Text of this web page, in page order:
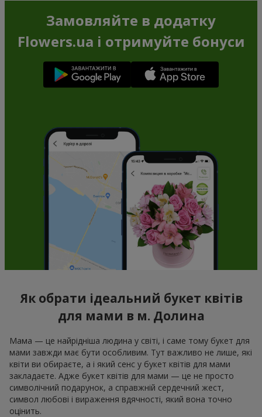
Замовляйте в додатку
Flowers.ua і отримуйте бонуси
Як обрати ідеальний букет квітів
для мами в м. Долина
Мама — це найрідніша людина у світі, і саме тому букет для
мами завжди має бути особливим. Тут важливо не лише, які
квіти ви обираєте, а і який сенс у букет квітів для мами
закладаєте. Адже букет квітів для мами — це не просто
символічний подарунок, а справжній сердечний жест,
символ любові і вираження вдячності, який вона точно
оцінить.